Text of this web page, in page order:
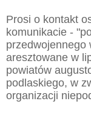
Prosi o kontakt
komunikacie -
przedwojennego
aresztowane w
powiatów
podlaskiego, w
organizacji